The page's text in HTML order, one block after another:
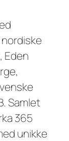
Eden
Samlet
365
unikke